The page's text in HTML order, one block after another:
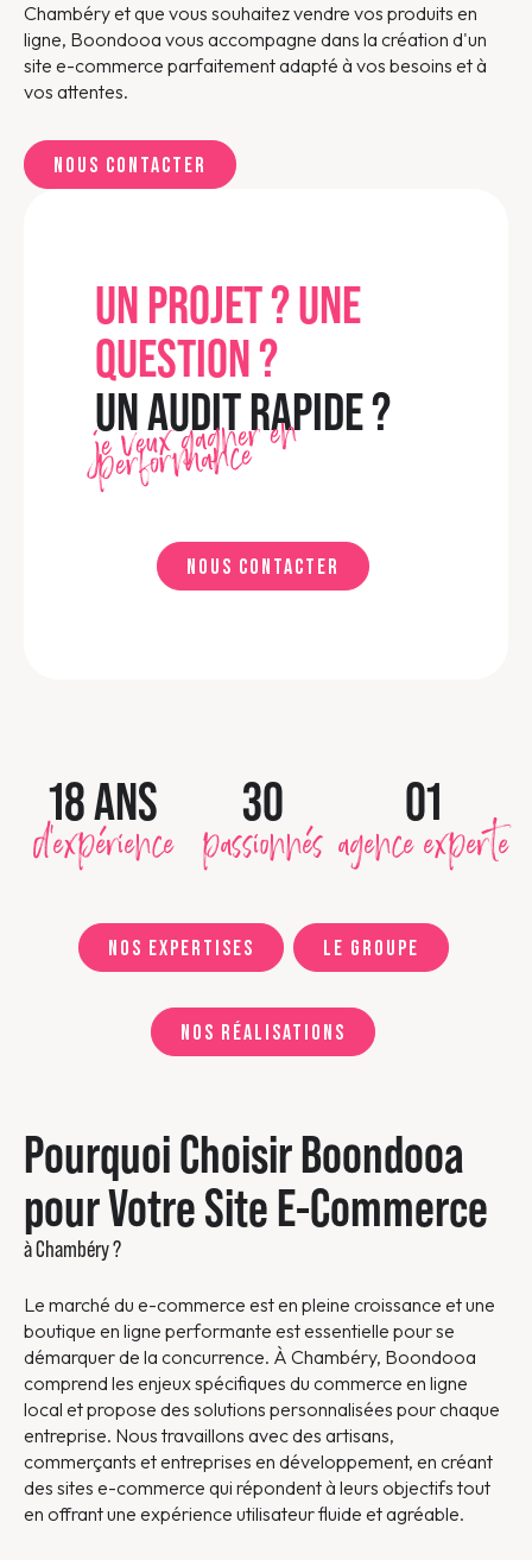
Chambéry et que vous souhaitez vendre vos produits en
ligne, Boondooa vous accompagne dans la création d'un
site e-commerce parfaitement adapté à vos besoins et à
vos attentes.
Nous contacter
UN PROJET ? UNE
QUESTION ?
UN AUDIT RAPIDE ?
je veux gagner en
performance
Nous contacter
18 ANS
d'expérience
30
passionnés
01
agence experte
Nos expertises Le groupe
Nos réalisations
Pourquoi Choisir Boondooa
pour Votre Site E-Commerce
à Chambéry ?
Le marché du e-commerce est en pleine croissance et une
boutique en ligne performante est essentielle pour se
démarquer de la concurrence. À Chambéry, Boondooa
comprend les enjeux spécifiques du commerce en ligne
local et propose des solutions personnalisées pour chaque
entreprise. Nous travaillons avec des artisans,
commerçants et entreprises en développement, en créant
des sites e-commerce qui répondent à leurs objectifs tout
en offrant une expérience utilisateur fluide et agréable.